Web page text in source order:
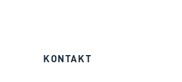
KONTAKT